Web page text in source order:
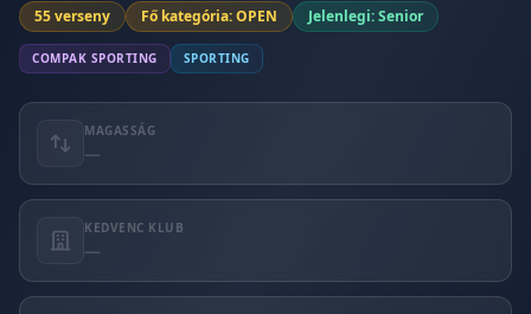
55 verseny Fő kategória: OPEN Jelenlegi: Senior
COMPAK SPORTING SPORTING
MAGASSÁG
—
KEDVENC KLUB
—